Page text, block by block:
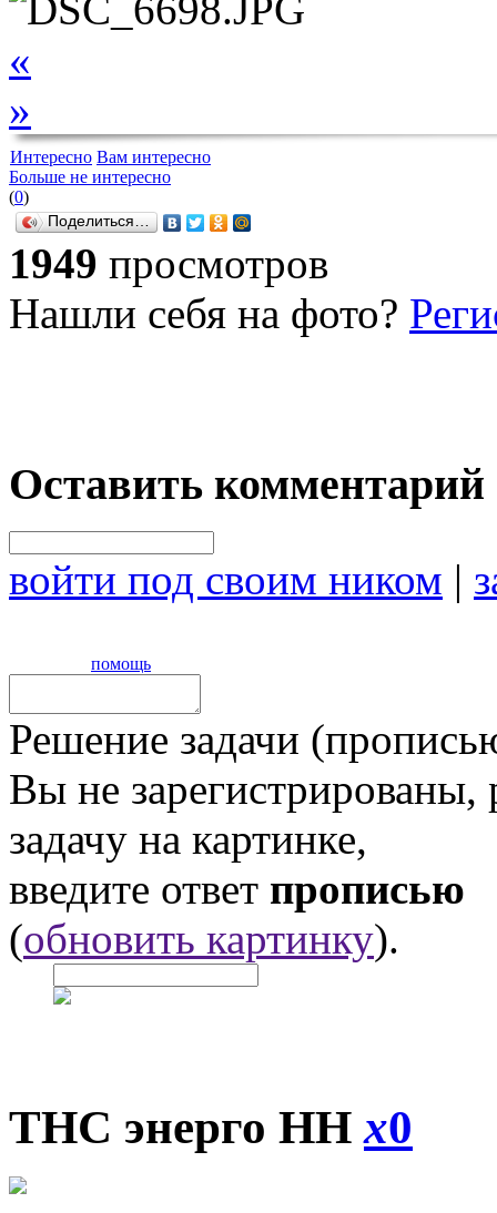
«
»
Интересно Вам интересно
Больше не интересно
(0)
Поделиться…
1949 просмотров
Нашли себя на фото?
Оставить комментарий
войти под своим ником |
помощь
Решение задачи
Вы не
задачу на картинке,
введите ответ прописью
(обновить картинку).
ТНС энерго ННx0